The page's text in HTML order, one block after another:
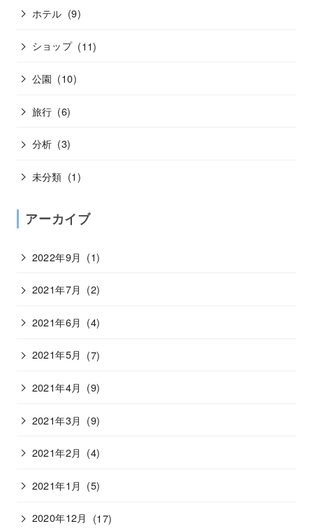
ホテル (9)
ショップ (11)
公園 (10)
旅行 (6)
分析 (3)
未分類 (1)
アーカイブ
2022年9月 (1)
2021年7月 (2)
2021年6月 (4)
2021年5月 (7)
2021年4月 (9)
2021年3月 (9)
2021年2月 (4)
2021年1月 (5)
2020年12月 (17)